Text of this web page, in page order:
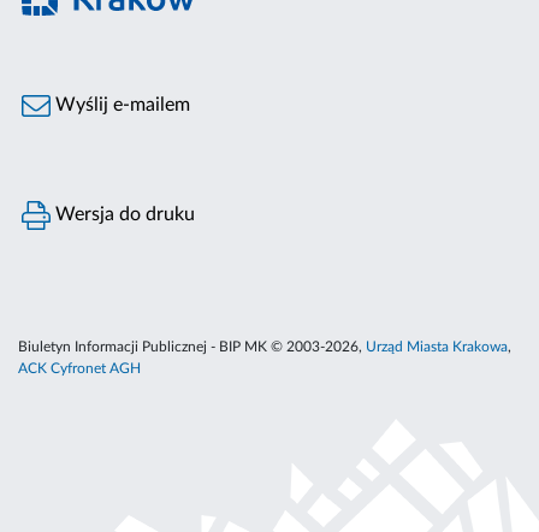
Wyślij e-mailem
Wersja do druku
Biuletyn Informacji Publicznej - BIP MK © 2003-2026, Urząd Miasta Krakowa,
ACK Cyfronet AGH